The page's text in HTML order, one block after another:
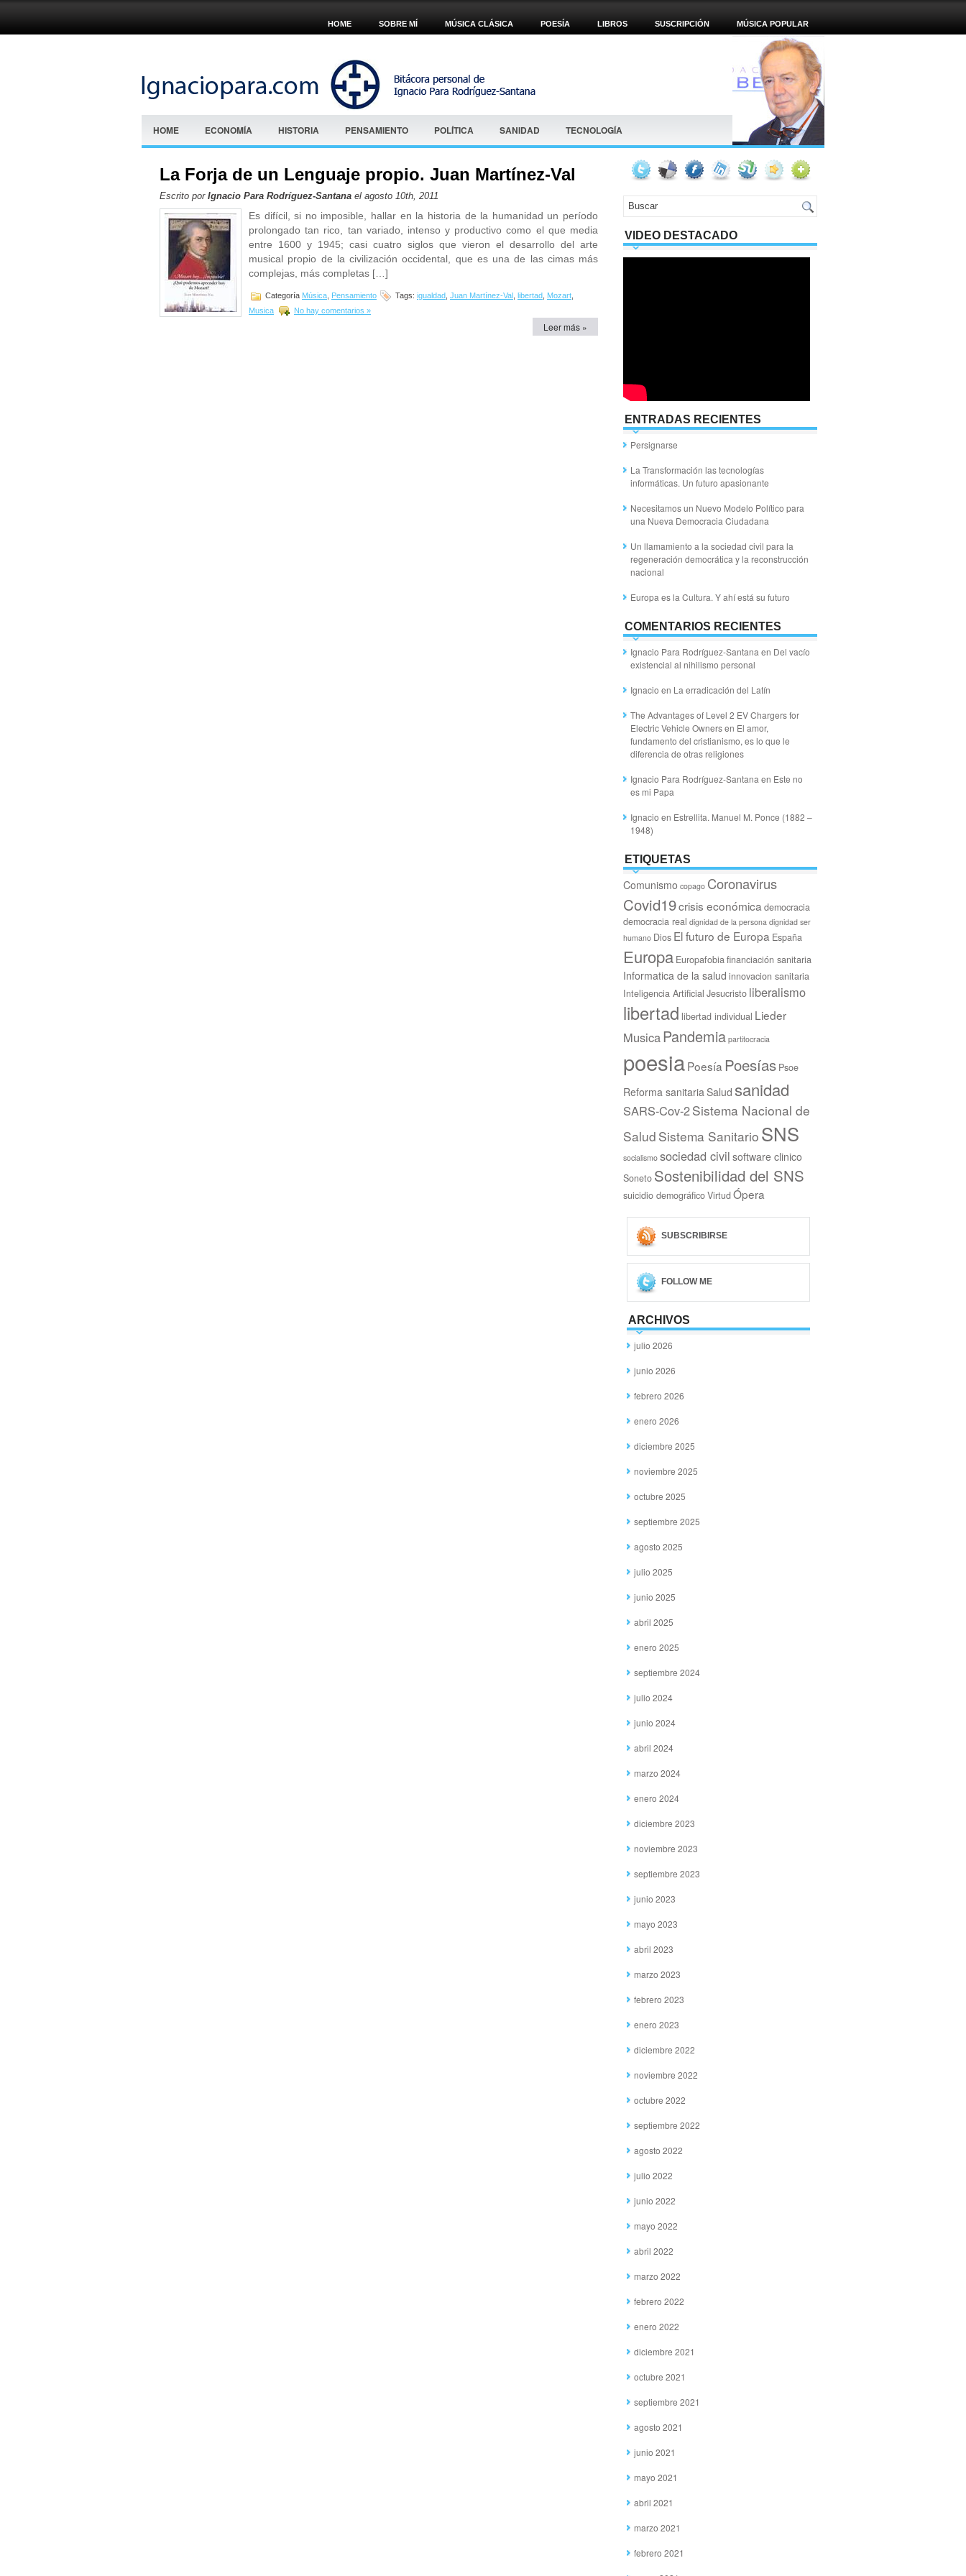
HOME SOBRE MÍ MÚSICA CLÁSICA POESÍA LIBROS SUSCRIPCIÓN MÚSICA POPULAR
HOME ECONOMÍA HISTORIA PENSAMIENTO POLÍTICA SANIDAD TECNOLOGÍA
La Forja de un Lenguaje propio. Juan Martínez-Val
Escrito por Ignacio Para Rodríguez-Santana el agosto 10th, 2011
Es difícil, si no imposible, hallar en la historia de la humanidad un período
prolongado tan rico, tan variado, intenso y productivo como el que media
entre 1600 y 1945; casi cuatro siglos que vieron el desarrollo del arte
musical propio de la civilización occidental, que es una de las cimas más
complejas, más completas […]
Categoría Música Pensamiento Tags: igualdad Juan Martínez-Val libertad Mozart
Musica
No hay comentarios »
Leer más »
VIDEO DESTACADO
ENTRADAS RECIENTES
Persignarse
La Transformación las tecnologías
informáticas. Un futuro apasionante
Necesitamos un Nuevo Modelo Político para
una Nueva Democracia Ciudadana
Un llamamiento a la sociedad civil para la
regeneración democrática y la reconstrucción
nacional
Europa es la Cultura. Y ahí está su futuro
COMENTARIOS RECIENTES
Ignacio Para Rodríguez-Santana en Del vacío
existencial al nihilismo personal
Ignacio en La erradicación del Latín
The Advantages of Level 2 EV Chargers for
Electric Vehicle Ownersen El amor,
fundamento del cristianismo, es lo que le
diferencia de otras religiones
Ignacio Para Rodríguez-Santana en Este no
es mi Papa
Ignacio en Estrellita. Manuel M. Ponce (1882 –
1948)
ETIQUETAS
Comunismo copago Coronavirus
Covid19crisis económica democracia
democracia real dignidad de la persona dignidad ser
humano Dios El futuro de Europa España
Europa Europafobiafinanciación sanitaria
Informatica de la salud innovacion sanitaria
Inteligencia Artificial Jesucristo liberalismo
libertad libertad individual Lieder
MusicaPandemia partitocracia
poesiaPoesía Poesías Psoe
Reforma sanitariaSalud sanidad
SARS-Cov-2Sistema Nacional de
Salud Sistema Sanitario SNS
socialismo sociedad civil software clinico
Soneto Sostenibilidad del SNS
suicidio demográficoVirtudÓpera
SUBSCRIBIRSE
FOLLOW ME
ARCHIVOS
julio 2026
junio 2026
febrero 2026
enero 2026
diciembre 2025
noviembre 2025
octubre 2025
septiembre 2025
agosto 2025
julio 2025
junio 2025
abril 2025
enero 2025
septiembre 2024
julio 2024
junio 2024
abril 2024
marzo 2024
enero 2024
diciembre 2023
noviembre 2023
septiembre 2023
junio 2023
mayo 2023
abril 2023
marzo 2023
febrero 2023
enero 2023
diciembre 2022
noviembre 2022
octubre 2022
septiembre 2022
agosto 2022
julio 2022
junio 2022
mayo 2022
abril 2022
marzo 2022
febrero 2022
enero 2022
diciembre 2021
octubre 2021
septiembre 2021
agosto 2021
junio 2021
mayo 2021
abril 2021
marzo 2021
febrero 2021